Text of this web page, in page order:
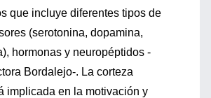
que incluye diferentes tipos de
(serotonina, dopamina,
hormonas y neuropéptidos -
Bordalejo-. La corteza
implicada en la motivación y